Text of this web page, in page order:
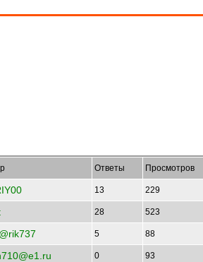
Ответы Просмотров
13 229
28 523
5 88
0 93